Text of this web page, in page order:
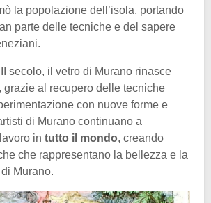
la popolazione dell’isola, portando
parte delle tecniche e del sapere
secolo, il vetro di Murano rinasce
grazie al recupero delle tecniche
con nuove forme e
di Murano continuano a
in tutto il mondo, creando
che rappresentano la bellezza e la
Murano.